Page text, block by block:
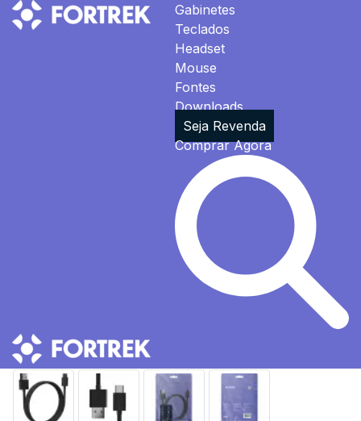
Gabinetes
Teclados
Headset
Mouse
Fontes
Downloads
Seja Revenda
Comprar Agora